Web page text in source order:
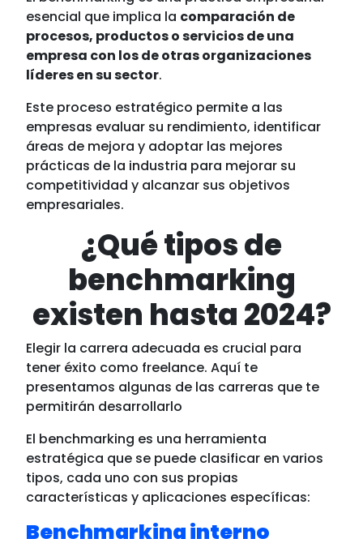
esencial que implica la comparación de
procesos, productos o servicios de una
empresa con los de otras organizaciones
líderes en su sector.
Este proceso estratégico permite a las
empresas evaluar su rendimiento, identificar
áreas de mejora y adoptar las mejores
prácticas de la industria para mejorar su
competitividad y alcanzar sus objetivos
empresariales.
¿Qué tipos de
benchmarking
existen hasta 2024?
Elegir la carrera adecuada es crucial para
tener éxito como freelance. Aquí te
presentamos algunas de las carreras que te
permitirán desarrollarlo
El benchmarking es una herramienta
estratégica que se puede clasificar en varios
tipos, cada uno con sus propias
características y aplicaciones específicas:
Benchmarking interno